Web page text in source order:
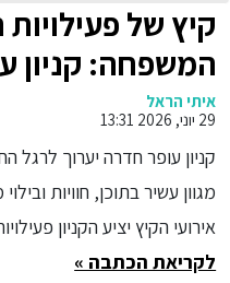
קיץ של
המשפחה:
במהלך חודש יולי
וחוויות לכל
פעילויות ללא
מופעים
חינוכי ויצירתי
איתי הראל
29 יוני, 2026 13:31
קניון עופר חדרה יערוך לרגל
מגוון עשיר בתוכן, חוויות
אירועי הקיץ יציע הקניון
לקריאת הכתבה »